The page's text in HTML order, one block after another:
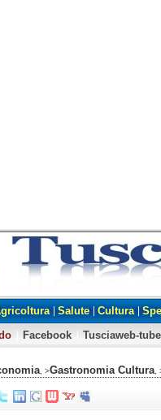
Salute Cultura
Facebook Tusciaweb-tube
, >Gastronomia Cultura ,